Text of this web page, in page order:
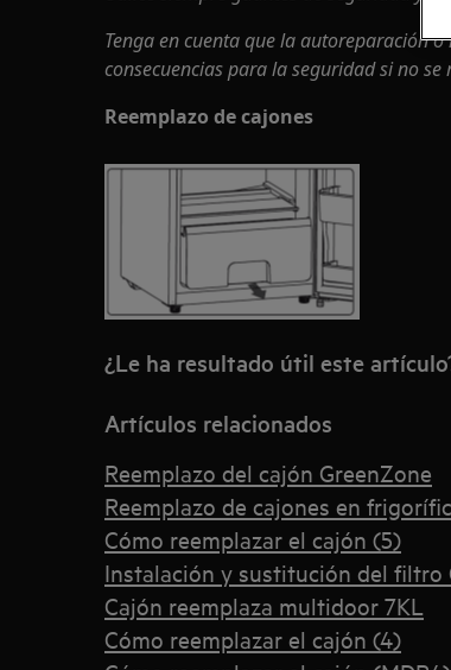
Tenga en cuenta que la autoreparación
consecuencias para la seguridad si no
Reemplazo de cajones
¿Le ha resultado útil este
Artículos relacionados
Reemplazo del cajón GreenZone
Reemplazo de cajones en
Cómo reemplazar el cajón (5)
Instalación y sustitución del filtro
Cajón reemplaza multidoor 7KL
Cómo reemplazar el cajón (4)